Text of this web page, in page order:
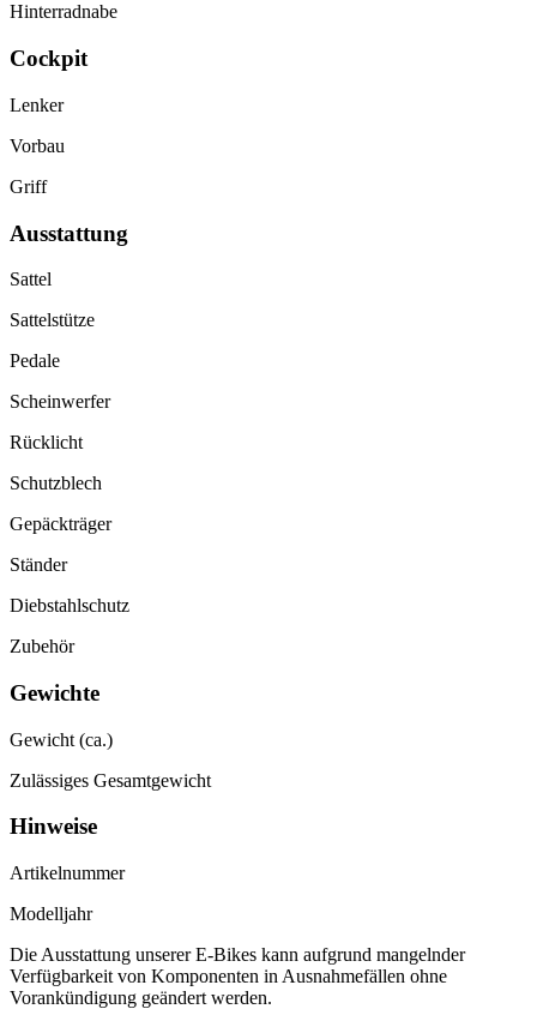
Hinterradnabe
Cockpit
Lenker
Vorbau
Griff
Ausstattung
Sattel
Sattelstütze
Pedale
Scheinwerfer
Rücklicht
Schutzblech
Gepäckträger
Ständer
Diebstahlschutz
Zubehör
Gewichte
Gewicht (ca.)
Zulässiges Gesamtgewicht
Hinweise
Artikelnummer
Modelljahr
Die Ausstattung unserer E-Bikes kann aufgrund mangelnder
Verfügbarkeit von Komponenten in Ausnahmefällen ohne
Vorankündigung geändert werden.